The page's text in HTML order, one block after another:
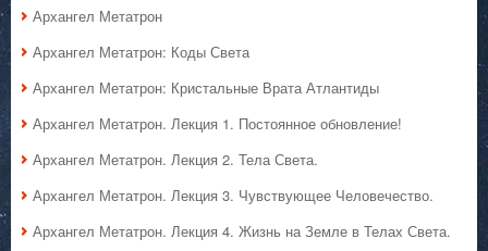
Архангел Метатрон
Архангел Метатрон: Коды Света
Архангел Метатрон: Кристальные Врата Атлантиды
Архангел Метатрон. Лекция 1. Постоянное обновление!
Архангел Метатрон. Лекция 2. Тела Света.
Архангел Метатрон. Лекция 3. Чувствующее Человечество.
Архангел Метатрон. Лекция 4. Жизнь на Земле в Телах Света.